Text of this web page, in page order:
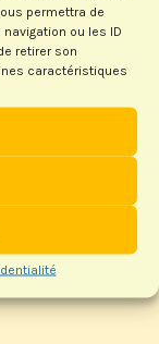
permettra de
ou les ID
retirer son
caractéristiques
que vous
comité du 18